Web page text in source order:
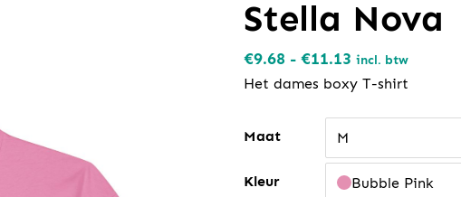
Stella Nova
€9.68 - €11.13Prijsklasse:
€9.68
incl. btw
Het dames boxy T-shirt
Maat M
Kleur Bubble Pink